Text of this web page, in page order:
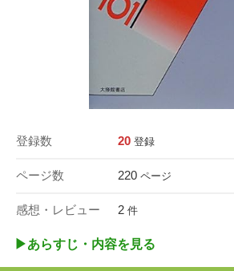
登録数 20 登録
ページ数 220 ページ
感想・レビュー 2 件
▶︎あらすじ・内容を見る